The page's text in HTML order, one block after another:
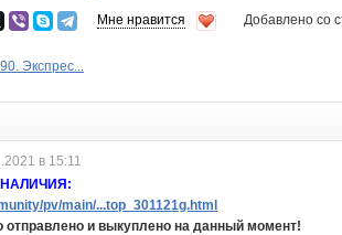
Мне нравится Добавлено со
Экспрес...
в 15:11
НАЛИЧИЯ:
pv/main/...top_301121g.html
отправлено и выкуплено на данный момент!